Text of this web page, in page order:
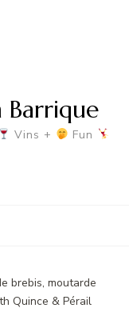
Vins + Fun
brebis, moutarde
Quince & Pérail